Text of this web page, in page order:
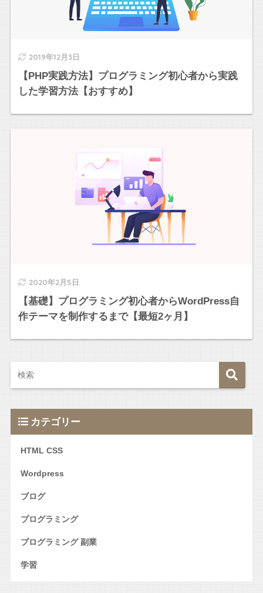
2019年12月3日
【PHP実践方法】プログラミング初心者から実践
した学習方法【おすすめ】
2020年2月5日
【基礎】プログラミング初心者からWordPress自
作テーマを制作するまで【最短2ヶ月】
カテゴリー
HTML CSS
Wordpress
ブログ
プログラミング
プログラミング 副業
学習